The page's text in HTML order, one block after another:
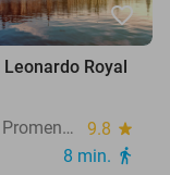
favorite_border
Royal
Leonardo Royal Hotel Den Haag Promenade
9.8 star
8 min. directions_walk